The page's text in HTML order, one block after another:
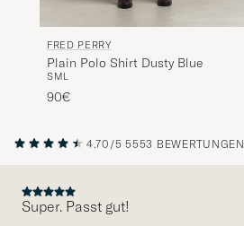
FRED PERRY
Plain Polo Shirt Dusty Blue
SML
90€
4.70/5 5553 BEWERTUNGEN
Super. Passt gut!